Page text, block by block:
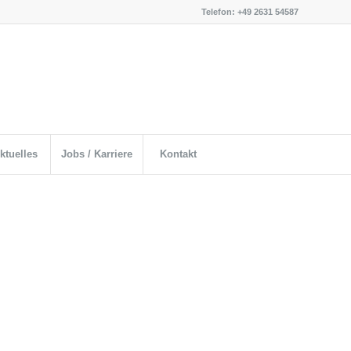
Telefon: +49 2631 54587
Jobs / Karriere Kontakt